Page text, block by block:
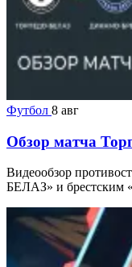
Футбол 8 авг
Обзор матча
Видеообзор
БЕЛАЗ» и